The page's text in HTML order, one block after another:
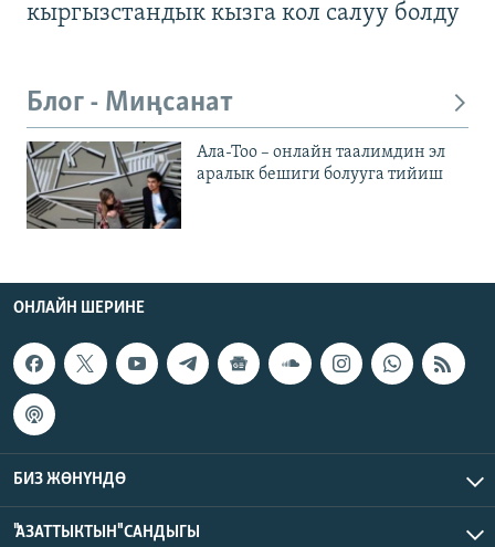
кыргызстандык кызга кол салуу болду
Блог - Миңсанат
Ала-Тоо – онлайн таалимдин эл
аралык бешиги болууга тийиш
ОНЛАЙН ШЕРИНЕ
БИЗ ЖӨНҮНДӨ
"АЗАТТЫКТЫН" САНДЫГЫ